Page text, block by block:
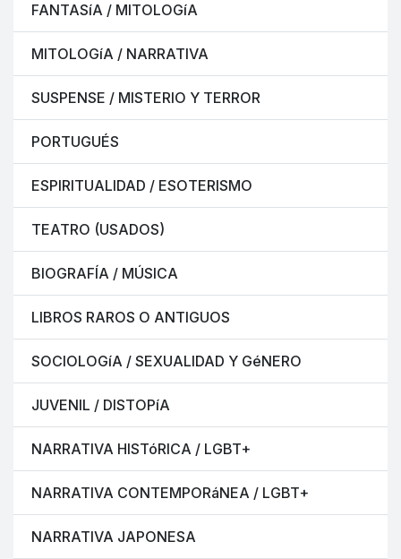
FANTASíA / MITOLOGíA
MITOLOGíA / NARRATIVA
SUSPENSE / MISTERIO Y TERROR
PORTUGUÉS
ESPIRITUALIDAD / ESOTERISMO
TEATRO (USADOS)
BIOGRAFÍA / MÚSICA
LIBROS RAROS O ANTIGUOS
SOCIOLOGíA / SEXUALIDAD Y GéNERO
JUVENIL / DISTOPíA
NARRATIVA HISTóRICA / LGBT+
NARRATIVA CONTEMPORáNEA / LGBT+
NARRATIVA JAPONESA